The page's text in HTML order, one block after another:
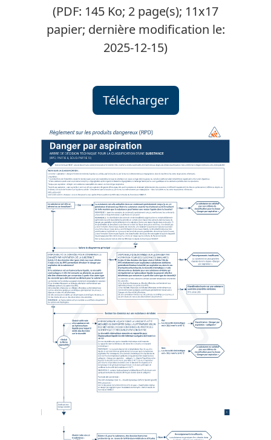
(PDF: 145 Ko; 2 page(s); 11x17
papier; dernière modification le:
2025-12-15)
Télécharger
Arbre de décision